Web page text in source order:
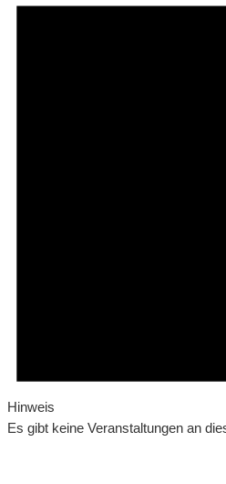
Hinweis
Es gibt keine Veranstaltungen an